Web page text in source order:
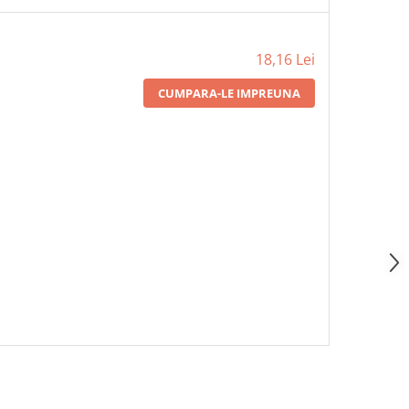
18,16 Lei
CUMPARA-LE IMPREUNA